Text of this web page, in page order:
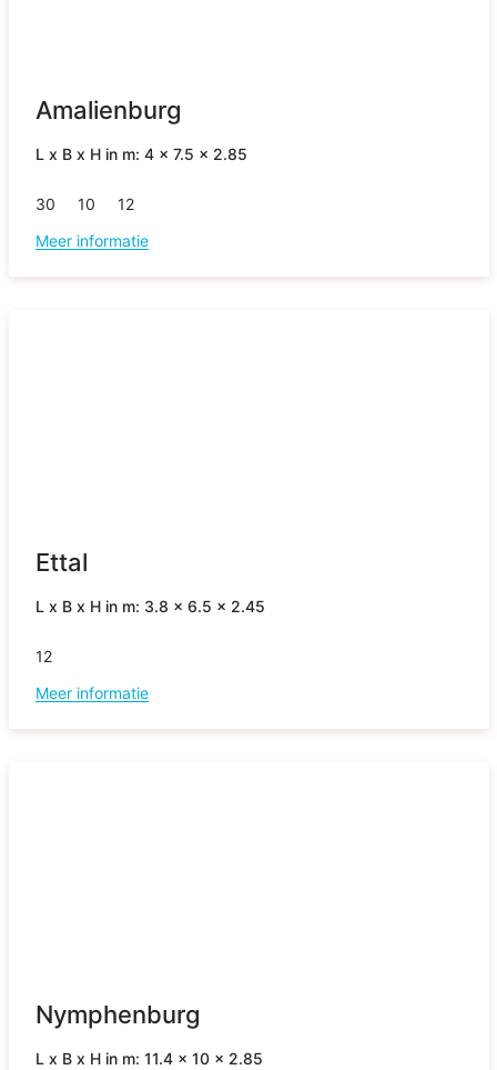
Amalienburg
L x B x H in m: 4 x 7.5 x 2.85
30 10
12
Meer informatie
Ettal
L x B x H in m: 3.8 x 6.5 x 2.45
12
Meer informatie
Nymphenburg
L x B x H in m: 11.4 x 10 x 2.85